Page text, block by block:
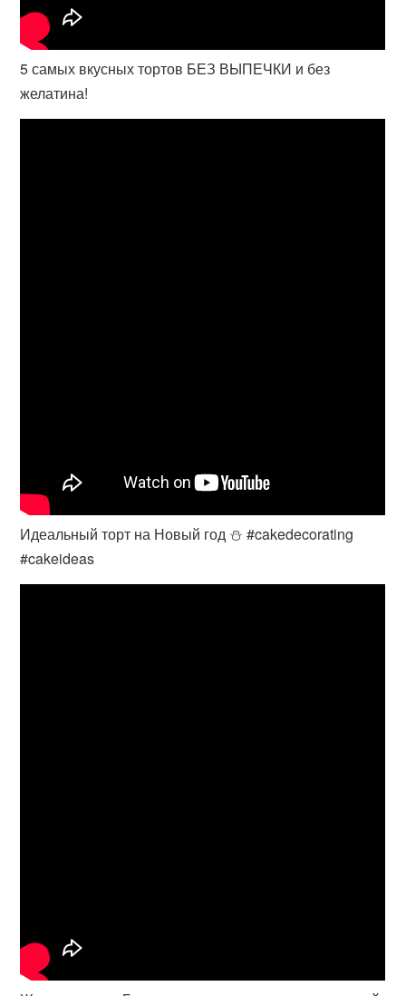
5 самых вкусных тортов БЕЗ ВЫПЕЧКИ и без
желатина!
Идеальный торт на Новый год ⛄ #cakedecorating
#cakeideas